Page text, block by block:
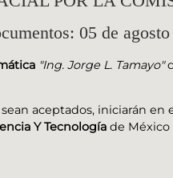
05 de
"Ing. Jorge L. Tamayo"
aceptados, iniciarán
Y Tecnología de México